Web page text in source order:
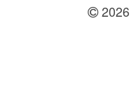
2026